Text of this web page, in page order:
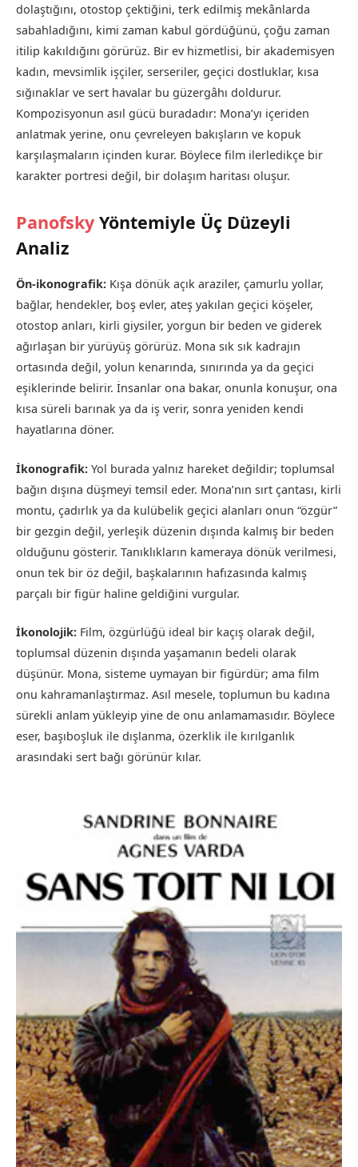
dolaştığını, otostop çektiğini, terk edilmiş mekânlarda
sabahladığını, kimi zaman kabul gördüğünü, çoğu zaman
itilip kakıldığını görürüz. Bir ev hizmetlisi, bir akademisyen
kadın, mevsimlik işçiler, serseriler, geçici dostluklar, kısa
sığınaklar ve sert havalar bu güzergâhı doldurur.
Kompozisyonun asıl gücü buradadır: Mona’yı içeriden
anlatmak yerine, onu çevreleyen bakışların ve kopuk
karşılaşmaların içinden kurar. Böylece film ilerledikçe bir
karakter portresi değil, bir dolaşım haritası oluşur.
Panofsky Yöntemiyle Üç Düzeyli
Analiz
Ön-ikonografik: Kışa dönük açık araziler, çamurlu yollar,
bağlar, hendekler, boş evler, ateş yakılan geçici köşeler,
otostop anları, kirli giysiler, yorgun bir beden ve giderek
ağırlaşan bir yürüyüş görürüz. Mona sık sık kadrajın
ortasında değil, yolun kenarında, sınırında ya da geçici
eşiklerinde belirir. İnsanlar ona bakar, onunla konuşur, ona
kısa süreli barınak ya da iş verir, sonra yeniden kendi
hayatlarına döner.
İkonografik: Yol burada yalnız hareket değildir; toplumsal
bağın dışına düşmeyi temsil eder. Mona’nın sırt çantası, kirli
montu, çadırlık ya da kulübelik geçici alanları onun “özgür”
bir gezgin değil, yerleşik düzenin dışında kalmış bir beden
olduğunu gösterir. Tanıklıkların kameraya dönük verilmesi,
onun tek bir öz değil, başkalarının hafızasında kalmış
parçalı bir figür haline geldiğini vurgular.
İkonolojik: Film, özgürlüğü ideal bir kaçış olarak değil,
toplumsal düzenin dışında yaşamanın bedeli olarak
düşünür. Mona, sisteme uymayan bir figürdür; ama film
onu kahramanlaştırmaz. Asıl mesele, toplumun bu kadına
sürekli anlam yükleyip yine de onu anlamamasıdır. Böylece
eser, başıboşluk ile dışlanma, özerklik ile kırılganlık
arasındaki sert bağı görünür kılar.